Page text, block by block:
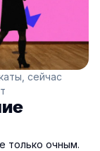
сейчас
только очным.